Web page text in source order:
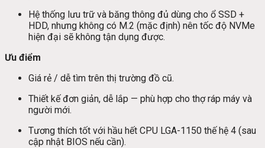
Hệ thống lưu trữ và băng thông đủ dùng cho ổ SSD +
HDD, nhưng không có M.2 (mặc định) nên tốc độ NVMe
hiện đại sẽ không tận dụng được.
Ưu điểm
Giá rẻ / dễ tìm trên thị trường đồ cũ.
Thiết kế đơn giản, dễ lắp — phù hợp cho thợ ráp máy và
người mới.
Tương thích tốt với hầu hết CPU LGA-1150 thế hệ 4 (sau
cập nhật BIOS nếu cần).